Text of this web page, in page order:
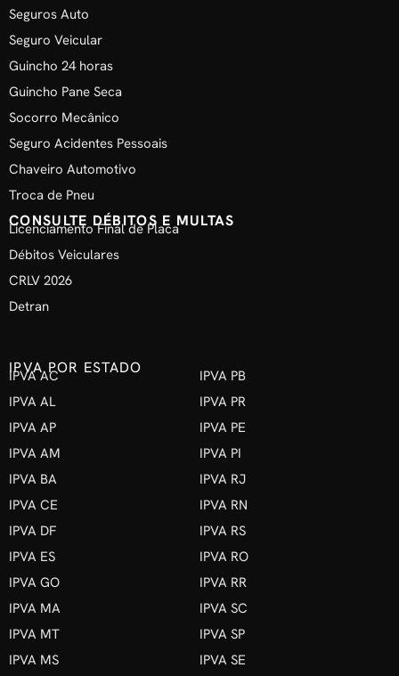
Seguros Auto
Seguro Veicular
Guincho 24 horas
Guincho Pane Seca
Socorro Mecânico
Seguro Acidentes Pessoais
Chaveiro Automotivo
Troca de Pneu
CONSULTE DÉBITOS E MULTAS
Licenciamento Final de Placa
Débitos Veiculares
CRLV 2026
Detran
IPVA POR ESTADO
IPVA AC
IPVA AL
IPVA AP
IPVA AM
IPVA BA
IPVA CE
IPVA DF
IPVA ES
IPVA GO
IPVA MA
IPVA MT
IPVA MS
IPVA PB
IPVA PR
IPVA PE
IPVA PI
IPVA RJ
IPVA RN
IPVA RS
IPVA RO
IPVA RR
IPVA SC
IPVA SP
IPVA SE